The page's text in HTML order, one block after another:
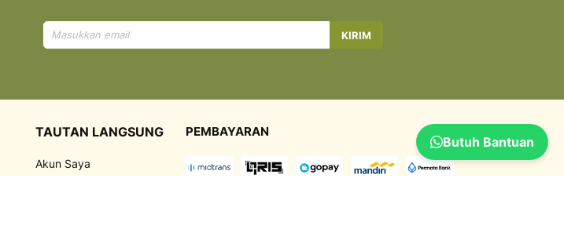
Mendaftar
untuk
KIRIM
TAUTAN LANGSUNG
Akun Saya
PEMBAYARAN
Butuh Bantuan